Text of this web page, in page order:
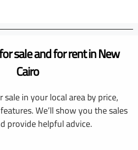
sale and for rent in New
Cairo
sale in your local area by price,
We’ll show you the sales
provide helpful advice.